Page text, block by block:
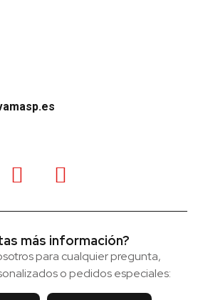
más información?
para cualquier pregunta,
o pedidos especiales: